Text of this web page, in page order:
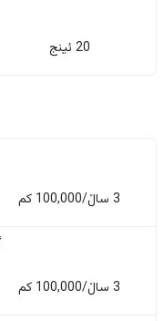
20 ئینج
3 ساڵ/100,000 کم
3 ساڵ/100,000 کم